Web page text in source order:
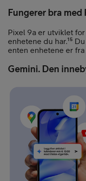
Fungerer bra med
Pixel 9a er utviklet
enhetene du har.¹⁵
enten enhetene er
Gemini. Den